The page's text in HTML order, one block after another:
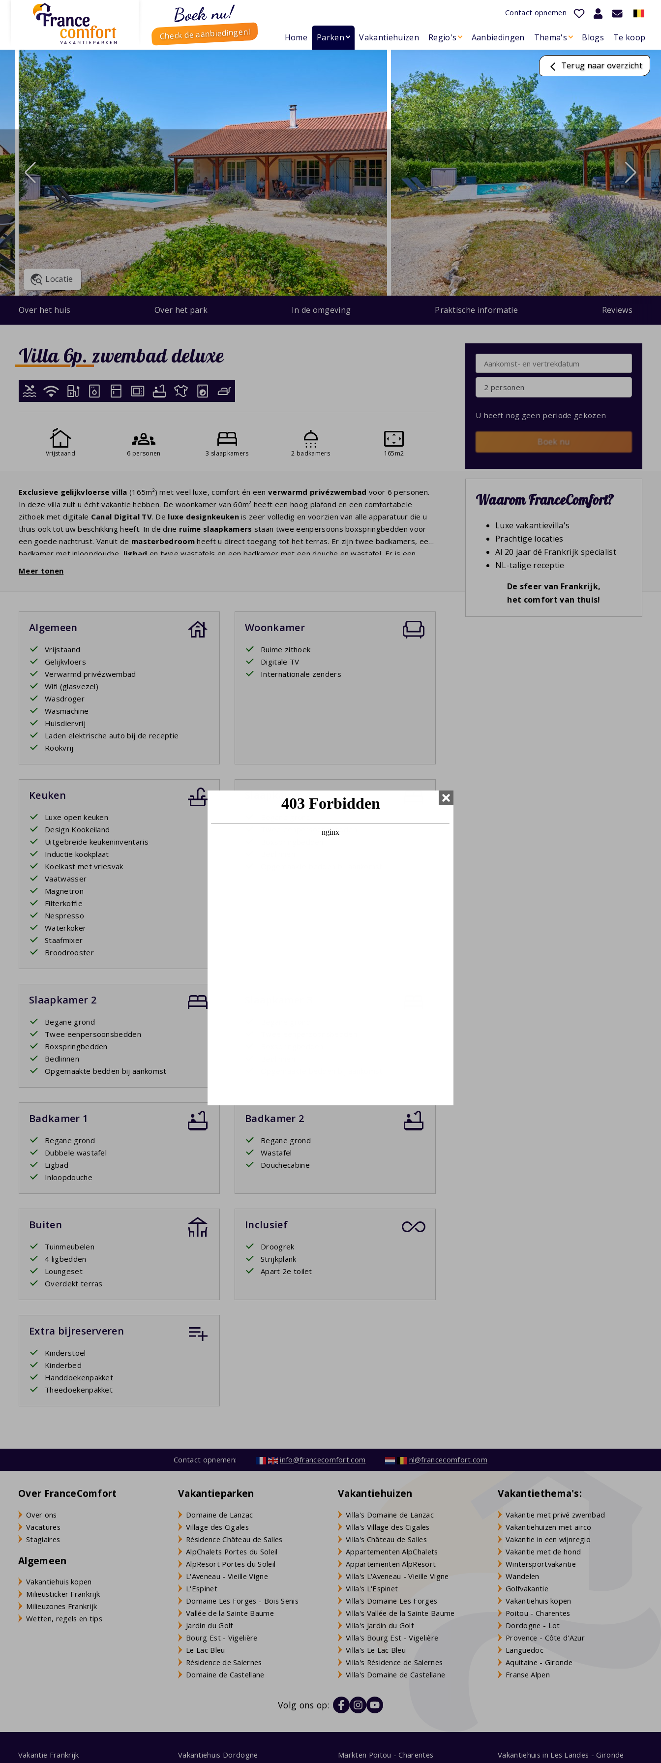
Boek nu!
Check de aanbiedingen!
Contact opnemen
Home Parken Vakantiehuizen Regio's Aanbiedingen Thema's Blogs Te koop
Terug naar overzicht
Locatie
Over het huis Over het park In de omgeving Praktische informatie Reviews
Villa 6p. zwembad deluxe
Vrijstaand 6 personen 3 slaapkamers 2 badkamers 165m2
Exclusieve gelijkvloerse villa (165m²) met veel luxe, comfort én eenverwarmd privézwembad voor 6 personen.
In deze villa zult u écht vakantie hebben. De woonkamer van 60m² heeft een hoog plafond en een comfortabele
zithoek met digitale Canal Digital TV. De luxe designkeukenis zeer volledig en voorzien van alle apparatuur die u
thuis ook tot uw beschikking heeft. In de drie ruime slaapkamers staan twee eenpersoons boxspringbedden voor
een goede nachtrust. Vanuit de masterbedroom heeft u direct toegang tot het terras. Er zijn twee badkamers, een
badkamer met inloopdouche, ligbad en twee wastafels en een badkamer met een douche en wastafel. Er is een
Privézwembad open: 18/4/2026 - 26/9/2026; 24/4/2027 - 25/9/2027
Meer tonen
Algemeen
Vrijstaand
Gelijkvloers
Verwarmd privézwembad
Wifi (glasvezel)
Wasdroger
Wasmachine
Huisdiervrij
Laden elektrische auto bij de receptie
Rookvrij
Woonkamer
Ruime zithoek
Digitale TV
Internationale zenders
Keuken
Luxe open keuken
Design Kookeiland
Uitgebreide keukeninventaris
Inductie kookplaat
Koelkast met vriesvak
Vaatwasser
Magnetron
Filterkoffie
Nespresso
Waterkoker
Staafmixer
Broodrooster
Slaapkamer 1
Twee eenpersoonsbedden
Slaapkamer 2
Begane grond
Twee eenpersoonsbedden
Boxspringbedden
Bedlinnen
Opgemaakte bedden bij aankomst
Badkamer 1
Begane grond
Dubbele wastafel
Ligbad
Inloopdouche
Badkamer 2
Begane grond
Wastafel
Douchecabine
Buiten
Tuinmeubelen
4 ligbedden
Loungeset
Overdekt terras
Inclusief
Droogrek
Strijkplank
Apart 2e toilet
Extra bijreserveren
Kinderstoel
Kinderbed
Handdoekenpakket
Theedoekenpakket
2 personen
U heeft nog geen periode gekozen
Boek nu
Waarom FranceComfort?
Luxe vakantievilla's
Prachtige locaties
Al 20 jaar dé Frankrijk specialist
NL-talige receptie
De sfeer van Frankrijk,
het comfort van thuis!
Contact opnemen: info@francecomfort.com nl@francecomfort.com
Over FranceComfort
Over ons
Vacatures
Stagiaires
Algemeen
Vakantiehuis kopen
Milieusticker Frankrijk
Milieuzones Frankrijk
Wetten, regels en tips
Vakantieparken
Domaine de Lanzac
Village des Cigales
Résidence Château de Salles
AlpChalets Portes du Soleil
AlpResort Portes du Soleil
L'Aveneau - Vieille Vigne
L'Espinet
Domaine Les Forges - Bois Senis
Vallée de la Sainte Baume
Jardin du Golf
Bourg Est - Vigelière
Le Lac Bleu
Résidence de Salernes
Domaine de Castellane
Vakantiehuizen
Villa's Domaine de Lanzac
Villa's Village des Cigales
Villa's Château de Salles
Appartementen AlpChalets
Appartementen AlpResort
Villa's L'Aveneau - Vieille Vigne
Villa's L'Espinet
Villa's Domaine Les Forges
Villa's Vallée de la Sainte Baume
Villa's Jardin du Golf
Villa's Bourg Est - Vigelière
Villa's Le Lac Bleu
Villa's Résidence de Salernes
Villa's Domaine de Castellane
Vakantiethema's:
Vakantie met privé zwembad
Vakantiehuizen met airco
Vakantie in een wijnregio
Vakantie met de hond
Wintersportvakantie
Wandelen
Golfvakantie
Vakantiehuis kopen
Poitou - Charentes
Dordogne - Lot
Provence - Côte d'Azur
Languedoc
Aquitaine - Gironde
Franse Alpen
Volg ons op:
Vakantie Frankrijk Vakantiehuis Dordogne Markten Poitou - Charentes Vakantiehuis in Les Landes - Gironde